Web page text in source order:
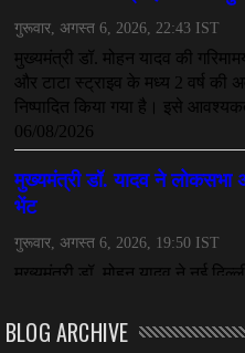
तीजन बाई को याद
July
BLOG ARCHIVE